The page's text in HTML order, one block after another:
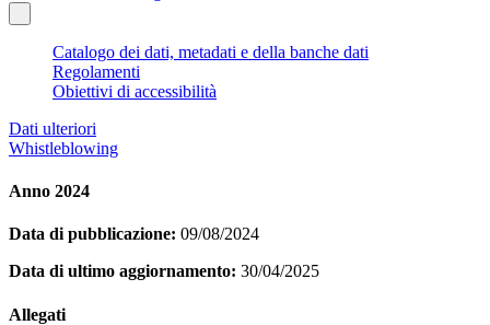
Catalogo dei dati, metadati e della banche dati
Regolamenti
Obiettivi di accessibilità
Dati ulteriori
Whistleblowing
Anno 2024
Data di pubblicazione: 09/08/2024
Data di ultimo aggiornamento: 30/04/2025
Allegati